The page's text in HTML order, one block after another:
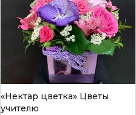
«Нектар цветка» Цветы
учителю